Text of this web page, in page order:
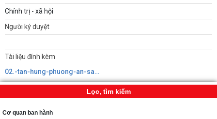
Chính trị - xã hội
Người ký duyệt
Tài liệu đính kèm
02.-tan-hung-phuong-an-sap-xep-to-chuc-lai-tdp.signed639160923898007740.pdf
Lọc, tìm kiếm
Cơ quan ban hành